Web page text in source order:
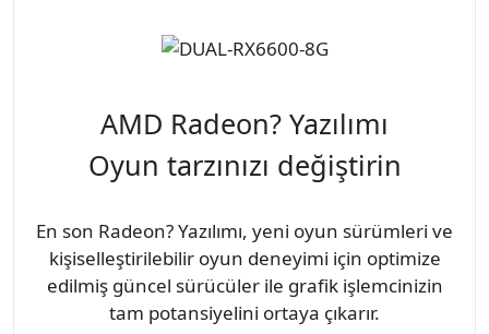
AMD Radeon? Yazılımı
Oyun tarzınızı değiştirin
En son Radeon? Yazılımı, yeni oyun sürümleri ve
kişiselleştirilebilir oyun deneyimi için optimize
edilmiş güncel sürücüler ile grafik işlemcinizin
tam potansiyelini ortaya çıkarır.